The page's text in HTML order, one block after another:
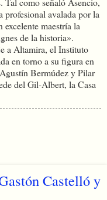
profesional avalada por la
maestría la
de la historia».
a Altamira, el Instituto
en torno a su figura en
Bermúdez y Pilar
del Gil-Albert, la Casa
Castelló y